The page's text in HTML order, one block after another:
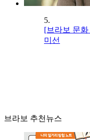
5.
[브라보 문
미선
브라보 추천뉴스